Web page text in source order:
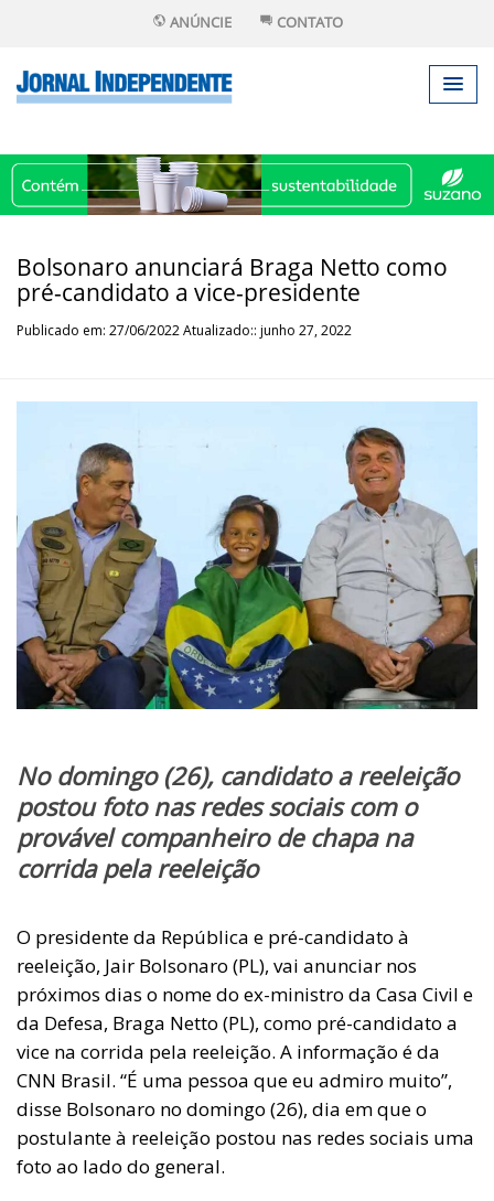
ANÚNCIE CONTATO
Bolsonaro anunciará Braga Netto como
pré-candidato a vice-presidente
Publicado em: 27/06/2022 Atualizado:: junho 27, 2022
No domingo (26), candidato a reeleição
postou foto nas redes sociais com o
provável companheiro de chapa na
corrida pela reeleição
O presidente da República e pré-candidato à
reeleição, Jair Bolsonaro (PL), vai anunciar nos
próximos dias o nome do ex-ministro da Casa Civil e
da Defesa, Braga Netto (PL), como pré-candidato a
vice na corrida pela reeleição. A informação é da
CNN Brasil. “É uma pessoa que eu admiro muito”,
disse Bolsonaro no domingo (26), dia em que o
postulante à reeleição postou nas redes sociais uma
foto ao lado do general.